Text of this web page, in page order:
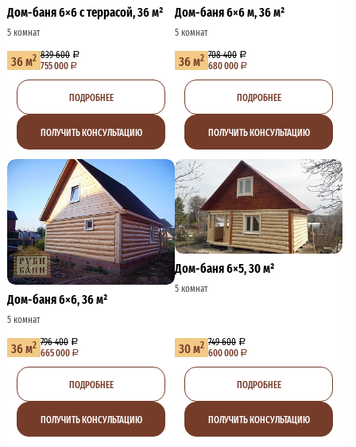
Дом-баня 6×6 с террасой, 36 м²
5 комнат
36 м2 839 600
755 000
ПОДРОБНЕЕ
ПОЛУЧИТЬ КОНСУЛЬТАЦИЮ
Дом-баня 6×6 м, 36 м²
5 комнат
36 м2 708 400
680 000
ПОДРОБНЕЕ
ПОЛУЧИТЬ КОНСУЛЬТАЦИЮ
Дом-баня 6×6, 36 м²
5 комнат
36 м2 796 400
665 000
ПОДРОБНЕЕ
ПОЛУЧИТЬ КОНСУЛЬТАЦИЮ
Дом-баня 6×5, 30 м²
5 комнат
30 м2 749 600
600 000
ПОДРОБНЕЕ
ПОЛУЧИТЬ КОНСУЛЬТАЦИЮ